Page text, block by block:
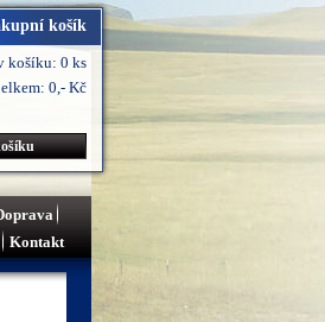
košík
košíku: 0 ks
0,- Kč
Kontakt